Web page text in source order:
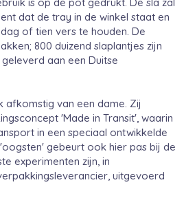
dat de tray in de winkel staat en
of tien vers te houden. De
800 duizend slaplantjes zijn
aan een Duitse
afkomstig van een dame. Zij
'Made in Transit', waarin
in een speciaal ontwikkelde
gebeurt ook hier pas bij de
experimenten zijn, in
uitgevoerd